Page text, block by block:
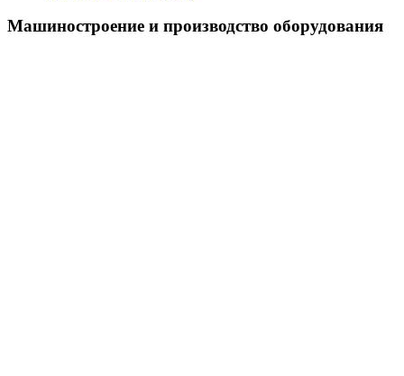
Машиностроение и производство оборудования